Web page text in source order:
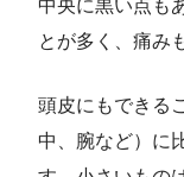
中央に黒い点も
とが多く、痛み
頭皮にもできる
中、腕など）に